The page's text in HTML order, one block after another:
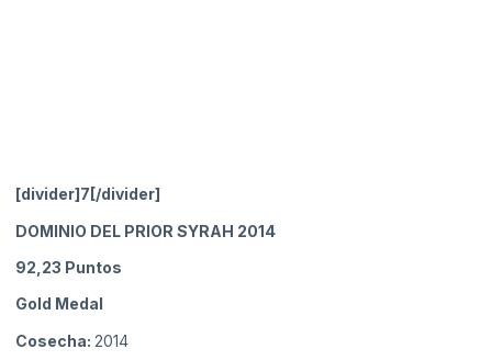
[divider]7[/divider]
DOMINIO DEL PRIOR SYRAH 2014
92,23 Puntos
Gold Medal
Cosecha: 2014